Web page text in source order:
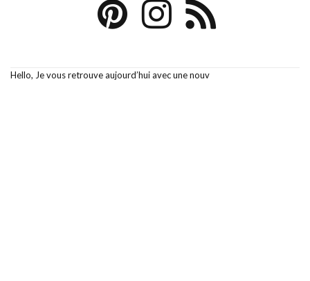
Hello, Je vous retrouve aujourd’hui avec une nouv